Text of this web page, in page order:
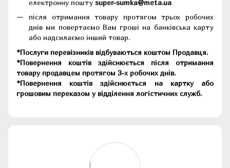
електронну пошту super-sumka@meta.ua
після отримання товару протягом трьох робочих
днів ми повертаємо Вам гроші на банківська карту
або надсилаємо інший товар.
*Послуги перевізників відбуваються коштом Продавця.
*Повернення коштів здійснюється після отримання
товару продавцем протягом 3-х робочих днів.
*Повернення коштів здійснюється на картку або
грошовим переказом у відділення логістичних служб.